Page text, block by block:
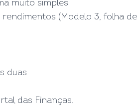
muito simples.
(Modelo 3, folha
duas
das Finanças.